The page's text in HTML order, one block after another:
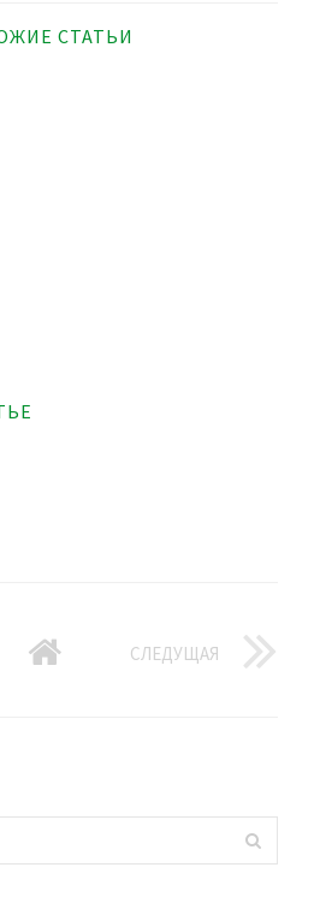
СТАТЬИ
СЛЕДУЩАЯ